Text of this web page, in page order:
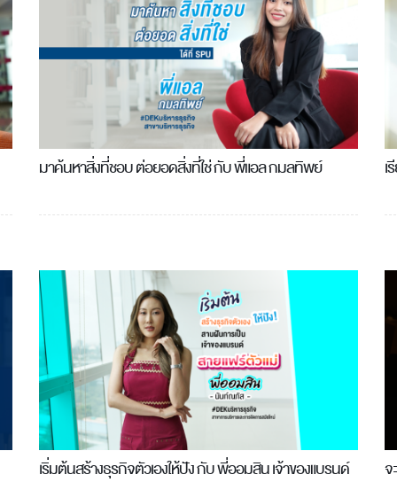
มาค้นหาสิ่งที่ชอบ ต่อยอดสิ่งที่ใช่ กับ พี่แอล กมลทิพย์
เริ่มต้นสร้างธุรกิจตัวเองให้ปัง กับ พี่ออมสิน เจ้าของแบรนด์
จ